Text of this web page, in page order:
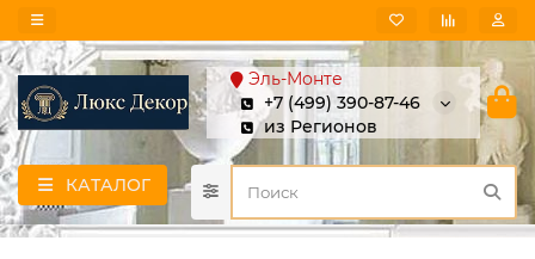
Эль-Монте
+7 (499) 390-87-46
из Регионов
КАТАЛОГ